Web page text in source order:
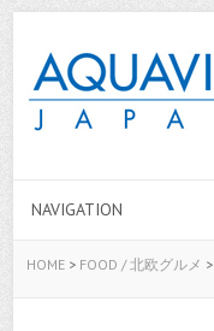
HOME> FOOD / 北欧グルメ >